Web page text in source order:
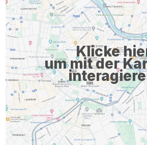
Weiterentwicklungsbereitschaft
Eigenverantwortung, Freude am
Leistungsbereitschaft und Hands-on-
Blickwinkel Kaufmännisches Verständnis
Klicke
um mit der